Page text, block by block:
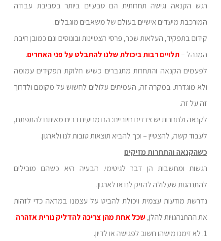
רגש הקנאה וגישה תחרותית הם טבעיים ביותר בסביבת עבודה
המורכבת מיעדים אישיים בעולם של משאבים מוגבלים.
קידום בתפקיד, העלאות שכר, פרסי הצטיינות ובונוסים וגם כמובן חיבת
המנהל –תלויים רבות ביכולת שלנו להתבלט על פני האחרים.
לפעמים הקנאה והתחרות מתגברים כשיש חלוקת תפקידים עמומה
ולא מוגדרת. במקרה זה, העמיתים עלולים לחשוש על מקומם ולדרוך
זה על זה.
לקנאה ולתחרות יש צדדים חיוביים: הם מניעים רבים מאיתנו להתפתח,
לעבוד קשה, להצטיין – וכך להביא תוצאות טובות לנו ולארגון.
כשהקנאה והתחרות מזיקים
רגשות ומחשבות הן דבר לגיטימי. הבעיה היא כשהם מובילים
להתנהגות שעלולה להזיק לנו או לארגון.
נדרשת מודעות עצמית ויכולת להביט על עצמנו במראה כדי לזהות
את ההתנהגויות להלן, שכל אחת מהן צריכה להדליק נורית אזהרה:
1. לא זימנו מישהו חשוב לפגישה או לדיון.